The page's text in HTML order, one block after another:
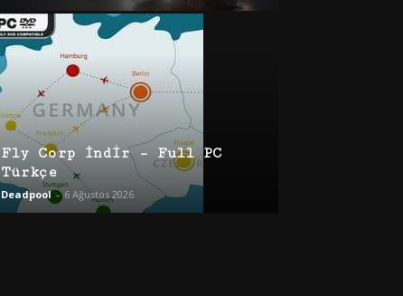
Fly Corp İndir – Full PC
Türkçe
Deadpool - 6 Ağustos 2026